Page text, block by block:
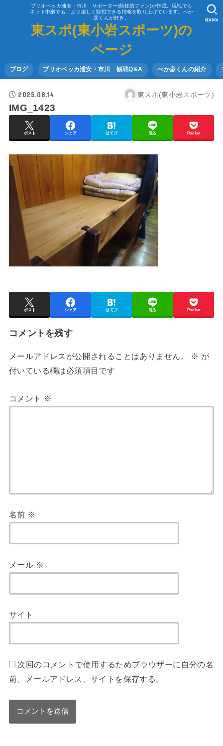
ブリオベッカ浦安・市川 サポーター(熱狂的ファン)が作成。現地でも
ネット中継でも、より楽しく観戦できる情報を取り上げています。べか
彦くんが好き。
東スポ(東小岩スポーツ)の
ページ
ブログ ブリオベッカ浦安・市川 観戦Q&A べか彦くんの紹介
SEARCH
2025.08.14 東スポ(東小岩スポーツ)
IMG_1423
ポスト シェア はてブ 送る Pocket
ポスト シェア はてブ 送る Pocket
コメントを残す
メールアドレスが公開されることはありません。 ※ が
付いている欄は必須項目です
コメント ※
名前 ※
メール ※
サイト
次回のコメントで使用するためブラウザーに自分の名
前、メールアドレス、サイトを保存する。